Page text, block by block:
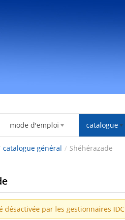
mode d'emploi catalogue
catalogue général / Shéhérazade
désactivée par les gestionnaires IDC